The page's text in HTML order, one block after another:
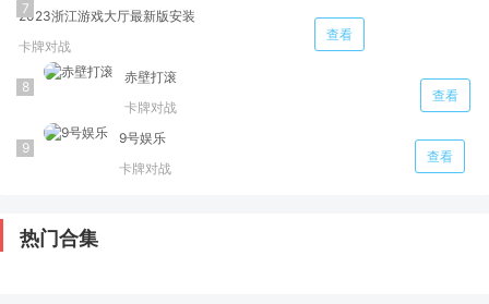
2023浙江游戏大厅最新版安装
卡牌对战
查看
赤壁打滚
卡牌对战
查看
9号娱乐
卡牌对战
查看
热门合集